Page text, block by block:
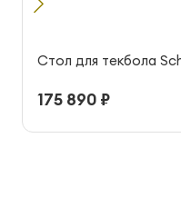
Стол для текбола
175 890 ₽